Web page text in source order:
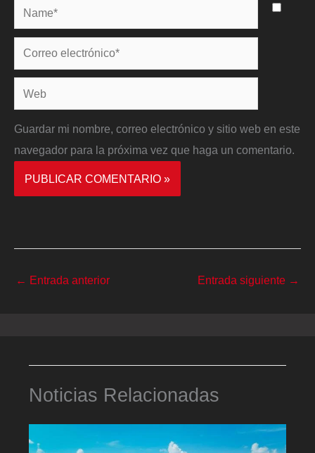
Name*
Correo
electrónico*
Web
Guardar mi nombre, correo electrónico y sitio web en este
navegador para la próxima vez que haga un comentario.
← Entrada anterior Entrada siguiente →
Noticias Relacionadas